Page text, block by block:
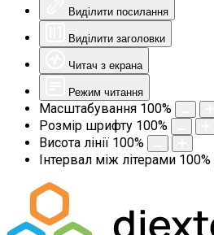
Виділити посилання
Виділити заголовки
Читач з екрана
Режим читання
Масштабування 100%
Розмір шрифту 100%
Висота лінії 100%
Інтервал між літерами 100%